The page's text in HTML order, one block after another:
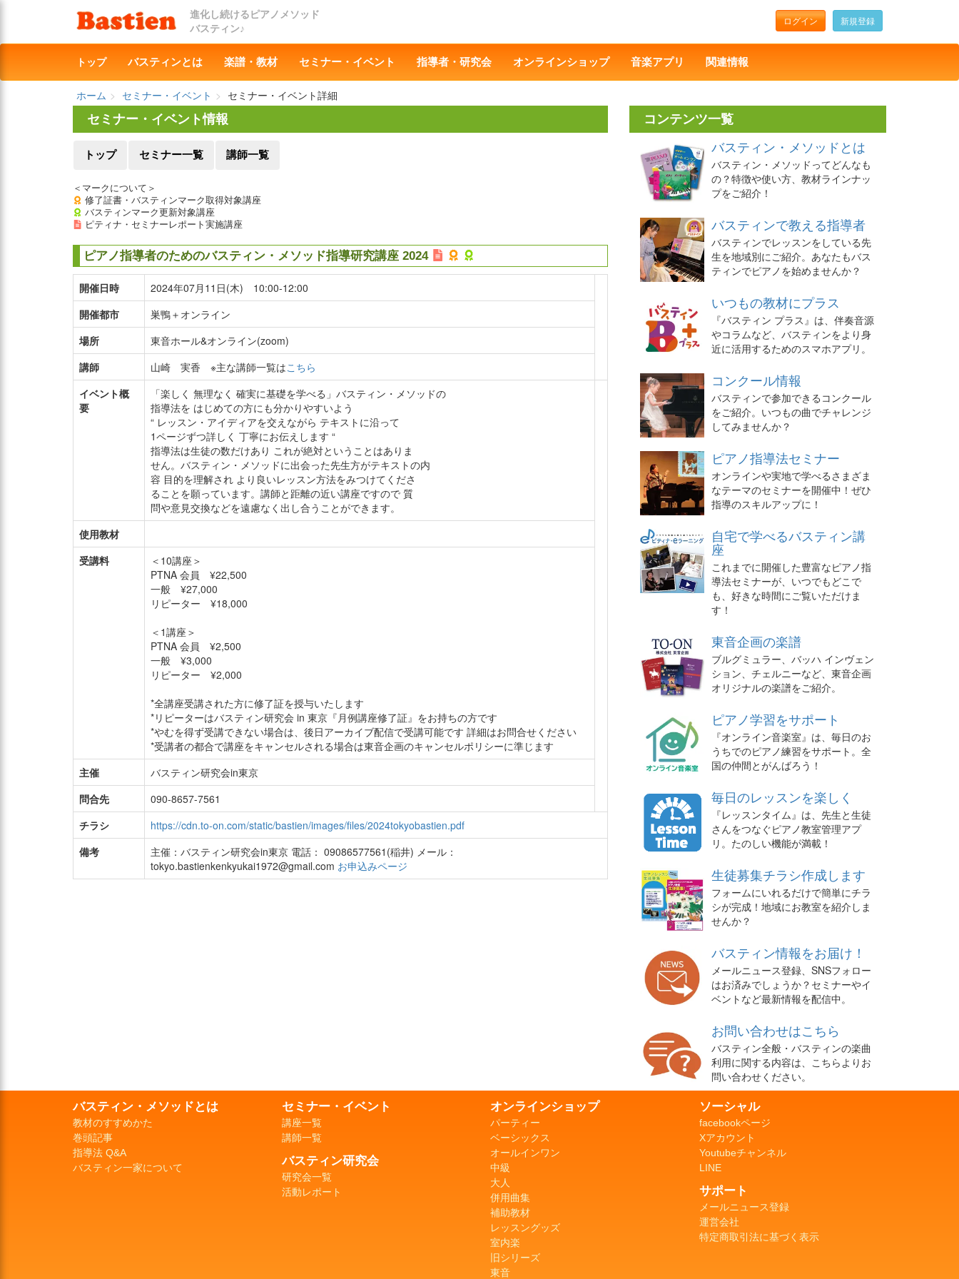
進化し続けるピアノメソッド
バスティン♪
ログイン 新規登録
トップ バスティンとは 楽譜・教材 セミナー・イベント 指導者・研究会 オンラインショップ 音楽アプリ 関連情報
ホーム セミナー・イベント
セミナー・イベント詳細
セミナー・イベント情報
トップ セミナー一覧 講師一覧
＜マークについて＞
修了証書・バスティンマーク取得対象講座
バスティンマーク更新対象講座
ピティナ・セミナーレポート実施講座
ピアノ指導者のためのバスティン・メソッド指導研究講座 2024
開催日時
2024年07月11日(木) 10:00-12:00
開催都市
巣鴨＋オンライン
場所
東音ホール&オンライン(zoom)
講師
山崎 実香 ※主な講師一覧はこちら
イベント概
要
「楽しく 無理なく 確実に基礎を学べる」バスティン・メソッドの
指導法を はじめての方にも分かりやすいよう
“ レッスン・アイディアを交えながら テキストに沿って
1ページずつ詳しく 丁寧にお伝えします “
指導法は生徒の数だけあり これが絶対ということはありま
せん。バスティン・メソッドに出会った先生方がテキストの内
容 目的を理解され より良いレッスン方法をみつけてくださ
ることを願っています。講師と距離の近い講座ですので 質
問や意見交換などを遠慮なく出し合うことができます。
使用教材
受講料
＜10講座＞
PTNA 会員 ¥22,500
一般 ¥27,000
リピーター ¥18,000
＜1講座＞
PTNA 会員 ¥2,500
一般 ¥3,000
リピーター ¥2,000
*全講座受講された方に修了証を授与いたします
*リピーターはバスティン研究会 in 東京『月例講座修了証』をお持ちの方です
*やむを得ず受講できない場合は、後日アーカイブ配信で受講可能です 詳細はお問合せください
*受講者の都合で講座をキャンセルされる場合は東音企画のキャンセルポリシーに準じます
主催
バスティン研究会in東京
問合先
090-8657-7561
チラシ
https://cdn.to-on.com/static/bastien/images/files/2024tokyobastien.pdf
備考
主催：バスティン研究会in東京 電話： 09086577561(稲井) メール：
tokyo.bastienkenkyukai1972@gmail.com お申込みページ
コンテンツ一覧
バスティン・メソッドとは
バスティン・メソッドってどんなも
の？特徴や使い方、教材ラインナッ
プをご紹介！
バスティンで教える指導者
バスティンでレッスンをしている先
生を地域別にご紹介。あなたもバス
ティンでピアノを始めませんか？
いつもの教材にプラス
『バスティン プラス』は、伴奏音源
やコラムなど、バスティンをより身
近に活用するためのスマホアプリ。
コンクール情報
バスティンで参加できるコンクール
をご紹介。いつもの曲でチャレンジ
してみませんか？
ピアノ指導法セミナー
オンラインや実地で学べるさまざま
なテーマのセミナーを開催中！ぜひ
指導のスキルアップに！
自宅で学べるバスティン講
座
これまでに開催した豊富なピアノ指
導法セミナーが、いつでもどこで
も、好きな時間にご覧いただけま
す！
東音企画の楽譜
ブルグミュラー、バッハ インヴェン
ション、チェルニーなど、東音企画
オリジナルの楽譜をご紹介。
ピアノ学習をサポート
『オンライン音楽室』は、毎日のお
うちでのピアノ練習をサポート。全
国の仲間とがんばろう！
毎日のレッスンを楽しく
『レッスンタイム』は、先生と生徒
さんをつなぐピアノ教室管理アプ
リ。たのしい機能が満載！
生徒募集チラシ作成します
フォームにいれるだけで簡単にチラ
シが完成！地域にお教室を紹介しま
せんか？
バスティン情報をお届け！
メールニュース登録、SNSフォロー
はお済みでしょうか？セミナーやイ
ベントなど最新情報を配信中。
お問い合わせはこちら
バスティン全般・バスティンの楽曲
利用に関する内容は、こちらよりお
問い合わせください。
バスティン・メソッドとは
教材のすすめかた
巻頭記事
指導法 Q&A
バスティン一家について
セミナー・イベント
講座一覧
講師一覧
バスティン研究会
研究会一覧
活動レポート
オンラインショップ
パーティー
ベーシックス
オールインワン
中級
大人
併用曲集
補助教材
レッスングッズ
室内楽
旧シリーズ
東音
ソーシャル
facebookページ
Xアカウント
Youtubeチャンネル
LINE
サポート
メールニュース登録
運営会社
特定商取引法に基づく表示